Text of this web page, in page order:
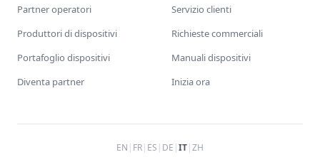
Partner operatori
Produttori di dispositivi
Portafoglio dispositivi
Diventa partner
Servizio clienti
Richieste commerciali
Manuali dispositivi
Inizia ora
EN | FR| ES | DE |IT|ZH